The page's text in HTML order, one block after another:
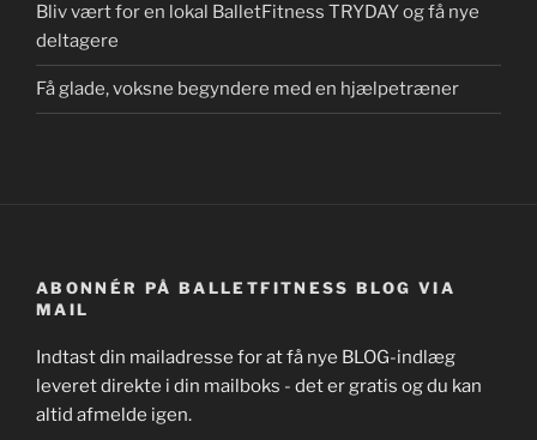
Bliv vært for en lokal BalletFitness TRYDAY og få nye
deltagere
Få glade, voksne begyndere med en hjælpetræner
ABONNÉR PÅ BALLETFITNESS BLOG VIA
MAIL
Indtast din mailadresse for at få nye BLOG-indlæg
leveret direkte i din mailboks - det er gratis og du kan
altid afmelde igen.